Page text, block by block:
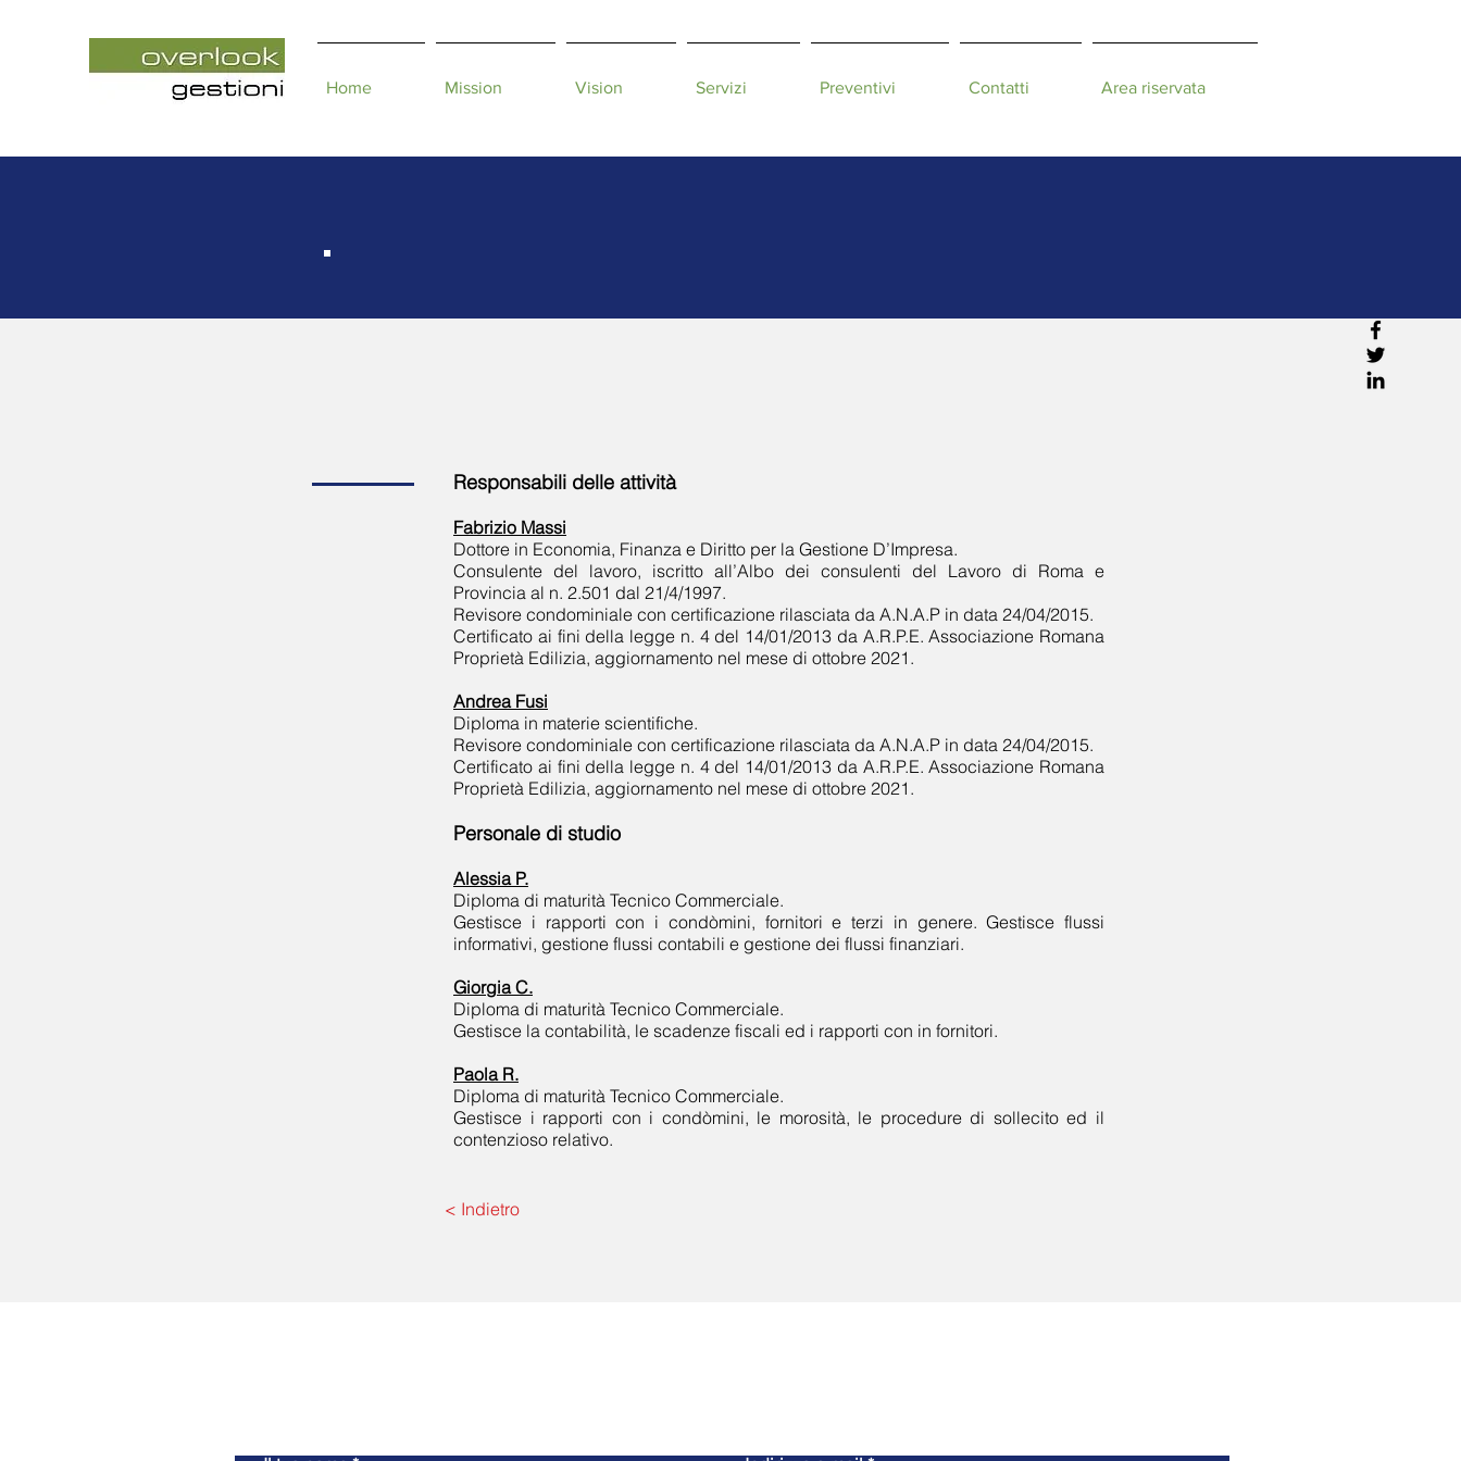
Home Mission Vision Servizi Preventivi Contatti Area riservata
Chi siamo: struttura aziendale e
Responsabili delle attività
Fabrizio Massi
Dottore in Economia, Finanza e Diritto per la Gestione D’Impresa.
Consulente del lavoro, iscritto all’Albo dei consulenti del Lavoro di Roma e
Provincia al n. 2.501 dal 21/4/1997.
Revisore condominiale con certificazione rilasciata da A.N.A.P in data 24/04/2015.
Certificato ai fini della legge n. 4 del 14/01/2013 da A.R.P.E. Associazione Romana
Proprietà Edilizia, aggiornamento nel mese di ottobre 2021.
Andrea Fusi
Diploma in materie scientifiche.
Revisore condominiale con certificazione rilasciata da A.N.A.P in data 24/04/2015.
Certificato ai fini della legge n. 4 del 14/01/2013 da A.R.P.E. Associazione Romana
Proprietà Edilizia, aggiornamento nel mese di ottobre 2021.
Personale di studio
Alessia P.
Diploma di maturità Tecnico Commerciale.
Gestisce i rapporti con i condòmini, fornitori e terzi in genere. Gestisce flussi
informativi, gestione flussi contabili e gestione dei flussi finanziari.
Giorgia C.
Diploma di maturità Tecnico Commerciale.
Gestisce la contabilità, le scadenze fiscali ed i rapporti con in fornitori.
Paola R.
Diploma di maturità Tecnico Commerciale.
Gestisce i rapporti con i condòmini, le morosità, le procedure di sollecito ed il
contenzioso relativo.
< Indietro